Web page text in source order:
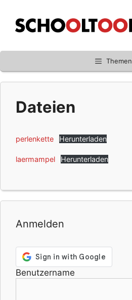
Inhalt
springen
Themen
Dateien
perlenkette Herunterladen
laermampel Herunterladen
Anmelden
Benutzername